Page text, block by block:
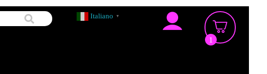
Italiano ▼
1